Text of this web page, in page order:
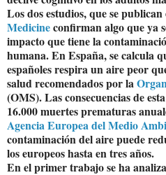
Los dos estudios, que se publican
Medicineconfirman algo que ya
impacto que tiene la
humana. En España, se calcula
españoles respira un aire peor
salud recomendados por la
(OMS). Las consecuencias de
16.000 muertes prematuras
Agencia Europea del Medio
contaminación del aire puede
los europeos hasta en tres años.
En el primer trabajo se ha